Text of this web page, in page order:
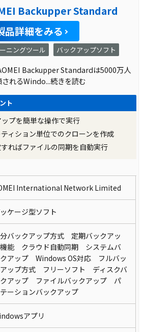
Backupper Standard
品詳細をみる
ニングツール バックアップソフト
Backupper Standardは5000万人
されるWindo...続きを読む
ト
プを簡単な操作で実行
ィション単位でのクローンを作成
ればファイルの同期を自動実行
International Network Limited
ケージ型ソフト
バックアップ方式 定期バックアッ
能 クラウド自動同期 システムバ
アップ Windows OS対応 フルバッ
ップ方式 フリーソフト ディスクバ
アップ ファイルバックアップ パ
ーションバックアップ
アプリ